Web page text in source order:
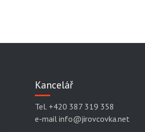
Kancelář
Tel. +420 387 319 358
e-mail info@jirovcovka.net